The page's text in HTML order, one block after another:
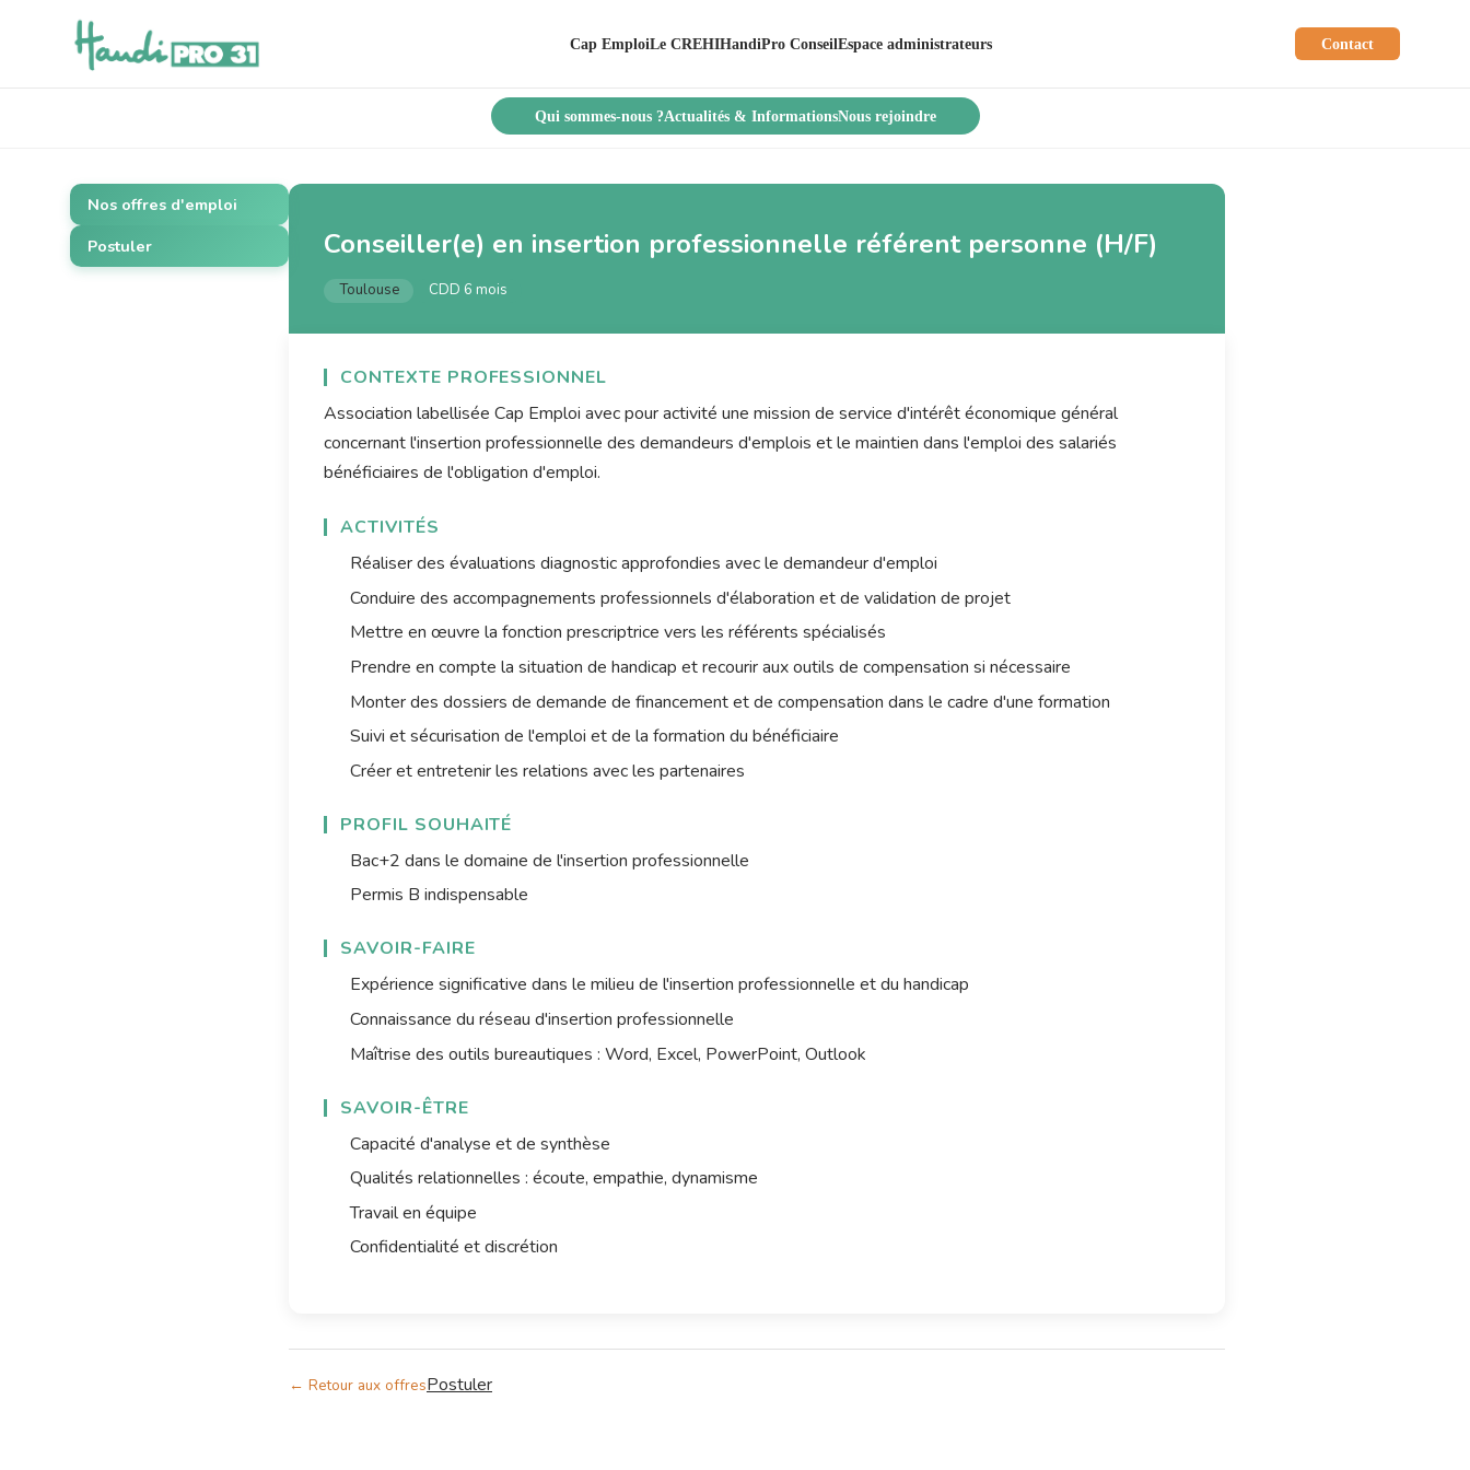
Cap EmploiLe CREHIHandiPro ConseilEspace administrateurs Contact
Qui sommes-nous ?Actualités & InformationsNous rejoindre
Nos offres d'emploi
Postuler
Conseiller(e) en insertion professionnelle référent personne (H/F)
Toulouse CDD 6 mois
CONTEXTE PROFESSIONNEL
Association labellisée Cap Emploi avec pour activité une mission de service d'intérêt économique général
concernant l'insertion professionnelle des demandeurs d'emplois et le maintien dans l'emploi des salariés
bénéficiaires de l'obligation d'emploi.
ACTIVITÉS
Réaliser des évaluations diagnostic approfondies avec le demandeur d'emploi
Conduire des accompagnements professionnels d'élaboration et de validation de projet
Mettre en œuvre la fonction prescriptrice vers les référents spécialisés
Prendre en compte la situation de handicap et recourir aux outils de compensation si nécessaire
Monter des dossiers de demande de financement et de compensation dans le cadre d'une formation
Suivi et sécurisation de l'emploi et de la formation du bénéficiaire
Créer et entretenir les relations avec les partenaires
PROFIL SOUHAITÉ
Bac+2 dans le domaine de l'insertion professionnelle
Permis B indispensable
SAVOIR-FAIRE
Expérience significative dans le milieu de l'insertion professionnelle et du handicap
Connaissance du réseau d'insertion professionnelle
Maîtrise des outils bureautiques : Word, Excel, PowerPoint, Outlook
SAVOIR-ÊTRE
Capacité d'analyse et de synthèse
Qualités relationnelles : écoute, empathie, dynamisme
Travail en équipe
Confidentialité et discrétion
← Retour aux offresPostuler